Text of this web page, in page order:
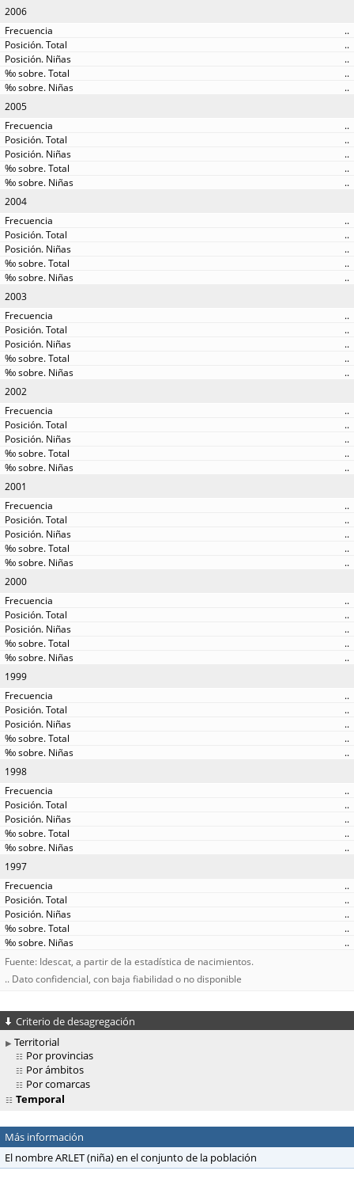
2006
..
..
..
..
..
2005
..
..
..
..
..
2004
..
..
..
..
..
2003
..
..
..
..
..
2002
..
..
..
..
..
2001
..
..
..
..
..
2000
..
..
..
..
..
1999
..
..
..
..
..
1998
..
..
..
..
..
1997
..
..
..
..
..
Fuente: Idescat, a partir de la estadística de nacimientos.
.. Dato confidencial, con baja fiabilidad o no disponible
Criterio de desagregación
Territorial
Por provincias
Por ámbitos
Por comarcas
Temporal
Más información
El nombre ARLET (niña) en el conjunto de la población